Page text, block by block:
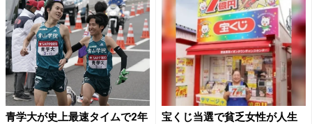
青学大が史上最速タイムで2年
宝くじ当選で貧乏女性が人生